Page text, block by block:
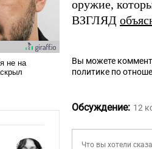
оружие,
ВЗГЛЯД
Вы можете
политике по
Обсуждение: 12